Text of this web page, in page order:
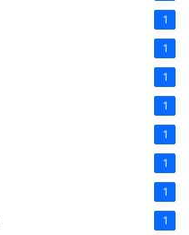
1
1
1
1
1
1
1
1